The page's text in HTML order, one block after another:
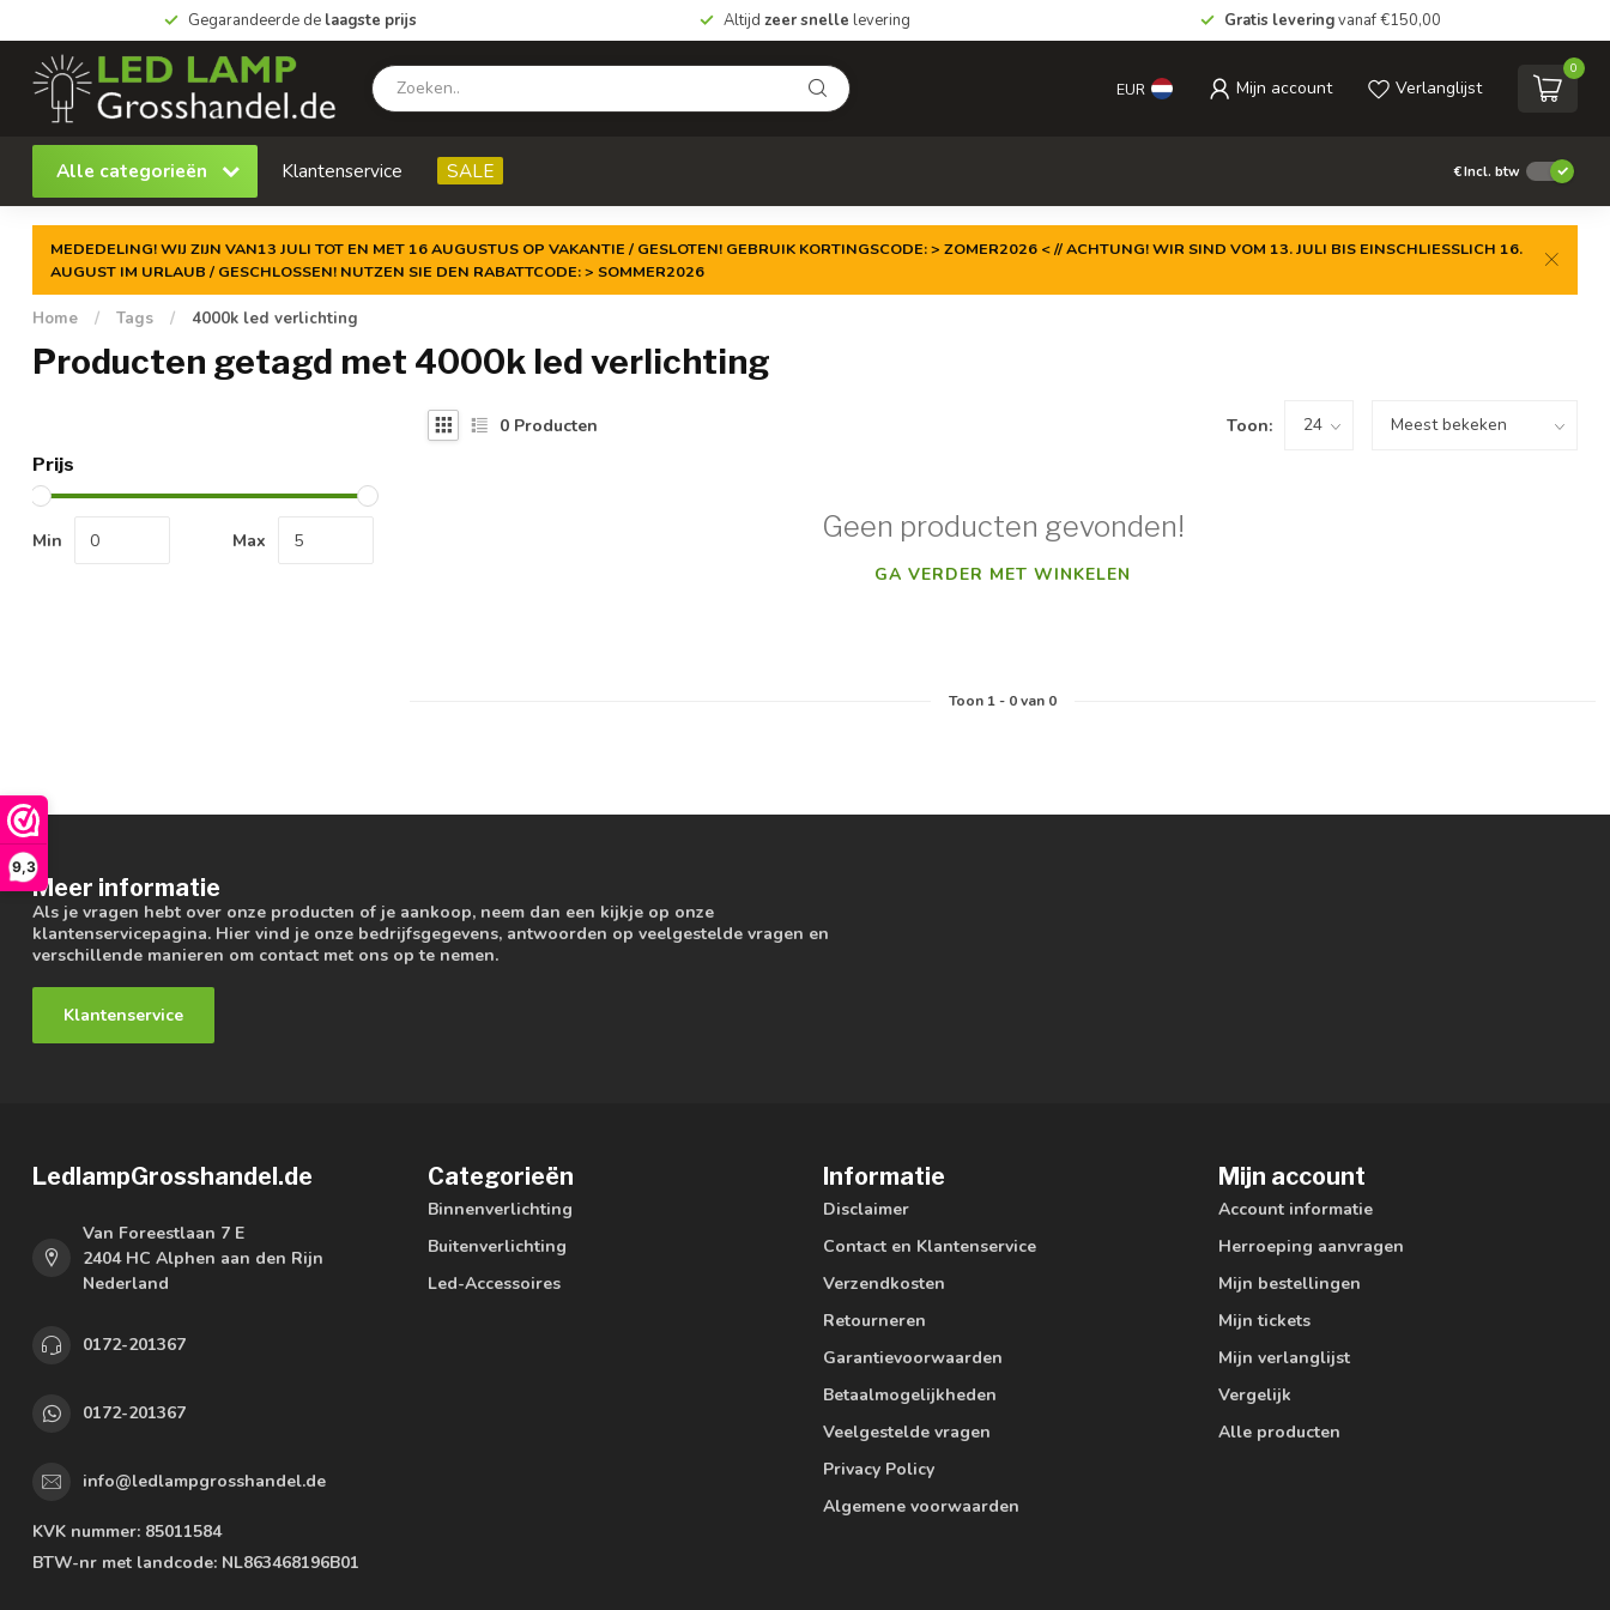
9,3
Gegarandeerde de laagste prijs Altijd zeer snelle levering Gratis leveringvanaf €150,00
EUR Mijn account Verlanglijst
0
Alle categorieën Klantenservice SALE €Incl. btw
MEDEDELING! WIJ ZIJN VAN13 JULI TOT EN MET 16 AUGUSTUS OP VAKANTIE / GESLOTEN! GEBRUIK KORTINGSCODE: > ZOMER2026 < // ACHTUNG! WIR SIND VOM 13. JULI BIS EINSCHLIESSLICH 16.
AUGUST IM URLAUB / GESCHLOSSEN! NUTZEN SIE DEN RABATTCODE: > SOMMER2026
Home / Tags / 4000k led verlichting
Producten getagd met 4000k led verlichting
Prijs
Min Max
0 Producten Toon:
Geen producten gevonden!
GA VERDER MET WINKELEN
Toon 1- 0van 0
Meer informatie
Als je vragen hebt over onze producten of je aankoop, neem dan een kijkje op onze
klantenservicepagina. Hier vind je onze bedrijfsgegevens, antwoorden op veelgestelde vragen en
verschillende manieren om contact met ons op te nemen.
Klantenservice
LedlampGrosshandel.de
Van Foreestlaan 7 E
2404 HC Alphen aan den Rijn
Nederland
0172-201367
0172-201367
info@ledlampgrosshandel.de
KVK nummer: 85011584
BTW-nr met landcode: NL863468196B01
Categorieën
Binnenverlichting
Buitenverlichting
Led-Accessoires
Informatie
Disclaimer
Contact en Klantenservice
Verzendkosten
Retourneren
Garantievoorwaarden
Betaalmogelijkheden
Veelgestelde vragen
Privacy Policy
Algemene voorwaarden
Mijn account
Account informatie
Herroeping aanvragen
Mijn bestellingen
Mijn tickets
Mijn verlanglijst
Vergelijk
Alle producten